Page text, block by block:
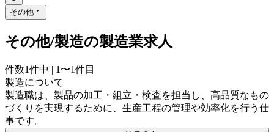
その他
その他/製造の製造業求人
件数1件中 | 1〜1件目
製造について
製造職は、製品の加工・組立・検査を担当し、高品質なもの
づくりを実現するために、生産工程の管理や効率化を行う仕
事です。